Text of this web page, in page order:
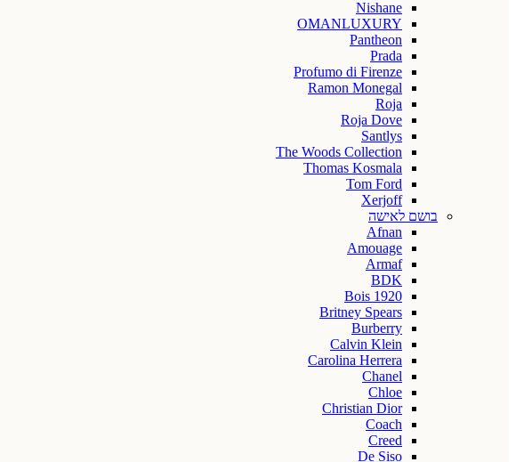
Nishane
OMANLUXURY
Pantheon
Prada
Profumo di Firenze
Ramon Monegal
Roja
Roja Dove
Santlys
The Woods Collection
Thomas Kosmala
Tom Ford
Xerjoff
בושם לאישה
Afnan
Amouage
Armaf
BDK
Bois 1920
Britney Spears
Burberry
Calvin Klein
Carolina Herrera
Chanel
Chloe
Christian Dior
Coach
Creed
De Siso